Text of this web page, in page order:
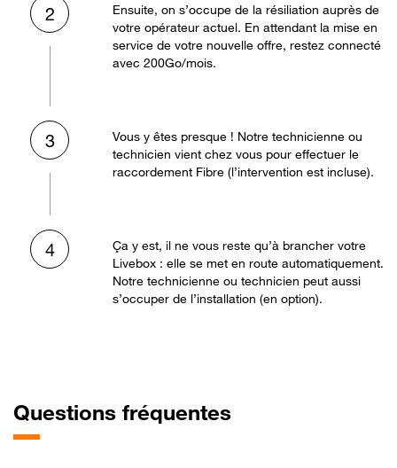
2
Ensuite, on s’occupe de la résiliation auprès de
votre opérateur actuel. En attendant la mise en
service de votre nouvelle offre, restez connecté
avec 200Go/mois.
3
Vous y êtes presque ! Notre technicienne ou
technicien vient chez vous pour effectuer le
raccordement Fibre (l’intervention est incluse).
4
Ça y est, il ne vous reste qu’à brancher votre
Livebox : elle se met en route automatiquement.
Notre technicienne ou technicien peut aussi
s’occuper de l’installation (en option).
Questions fréquentes